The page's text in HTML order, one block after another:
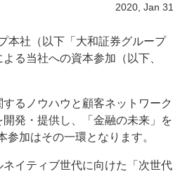
2020, Jan 31
本社（以下「大和証券グループ
る当社への資本参加（以下、
るノウハウと顧客ネットワーク
発・提供し、「金融の未来」を
加はその一環となります。
イティブ世代に向けた「次世代